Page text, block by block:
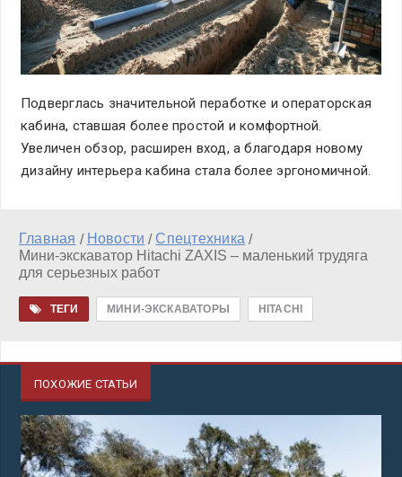
Подверглась значительной пеработке и операторская
кабина, ставшая более простой и комфортной.
Увеличен обзор, расширен вход, а благодаря новому
дизайну интерьера кабина стала более эргономичной.
Главная / Новости / Спецтехника /
Мини-экскаватор Hitachi ZAXIS – маленький трудяга
для серьезных работ
ТЕГИ МИНИ-ЭКСКАВАТОРЫ HITACHI
ПОХОЖИЕ СТАТЬИ